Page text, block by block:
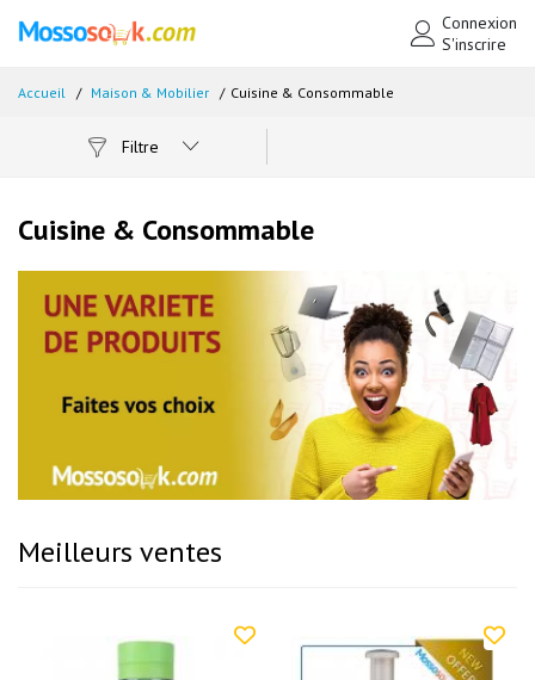
Connexion
S'inscrire
Accueil Maison & Mobilier Cuisine & Consommable
Filtre
Cuisine & Consommable
Meilleurs ventes